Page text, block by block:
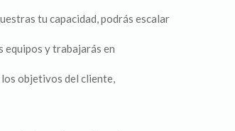
tu capacidad, podrás escalar
equipos y trabajarás en
objetivos del cliente,